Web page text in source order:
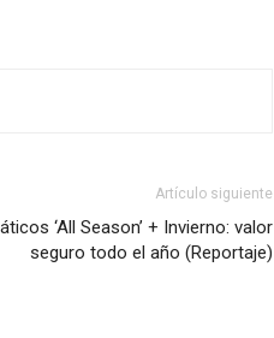
Artículo siguiente
‘All Season’ + Invierno: valor
seguro todo el año (Reportaje)